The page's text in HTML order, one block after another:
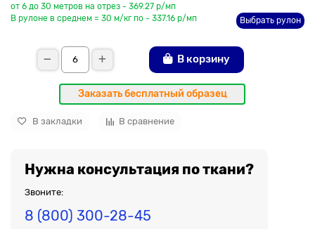
от 6 до 30 метров на отрез - 369.27 р/мп
В рулоне в среднем = 30 м/кг по - 337.16 р/мп
Выбрать рулон
В корзину
Заказать бесплатный образец
В закладки В сравнение
Нужна консультация по ткани?
Звоните:
8 (800) 300-28-45